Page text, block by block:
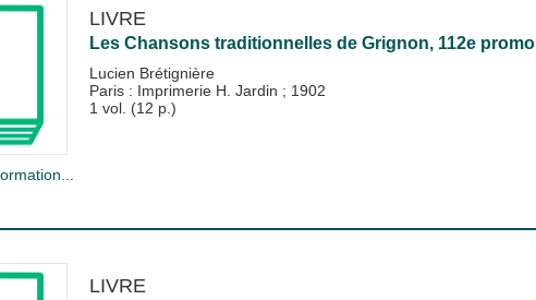
LIVRE
Les Chansons traditionnelles de Grignon, 112e promo
Lucien Brétignière
Paris : Imprimerie H. Jardin ; 1902
1 vol. (12 p.)
LIVRE